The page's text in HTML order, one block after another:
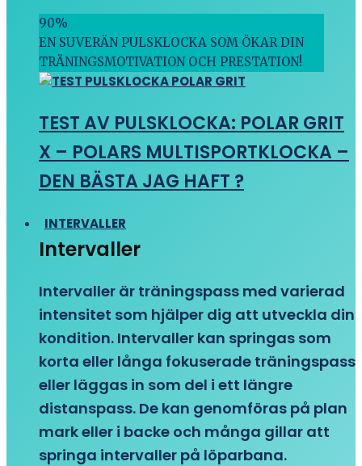
90%
EN SUVERÄN PULSKLOCKA SOM ÖKAR DIN
TRÄNINGSMOTIVATION OCH PRESTATION!
TEST AV PULSKLOCKA: POLAR GRIT
X – POLARS MULTISPORTKLOCKA –
DEN BÄSTA JAG HAFT ?
INTERVALLER
Intervaller
Intervaller är träningspass med varierad
intensitet som hjälper dig att utveckla din
kondition. Intervaller kan springas som
korta eller långa fokuserade träningspass
eller läggas in som del i ett längre
distanspass. De kan genomföras på plan
mark eller i backe och många gillar att
springa intervaller på löparbana.